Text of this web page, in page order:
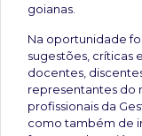
goianas.
Na oportunidade
sugestões, críticas
docentes,
representantes do
profissionais da
como também de